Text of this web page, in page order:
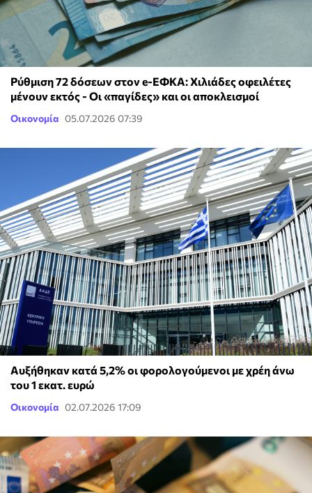
Ρύθμιση 72 δόσεων στον e-ΕΦΚΑ: Χιλιάδες οφειλέτες
μένουν εκτός - Οι «παγίδες» και οι αποκλεισμοί
Οικονομία 05.07.2026 07:39
Αυξήθηκαν κατά 5,2% οι φορολογούμενοι με χρέη άνω
του 1 εκατ. ευρώ
Οικονομία 02.07.2026 17:09